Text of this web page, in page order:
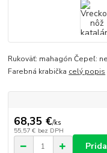
Rukoväť: mahagón Čepeľ:
Farebná krabička celý popis
68,35 €/ks
55,57 € bez DPH